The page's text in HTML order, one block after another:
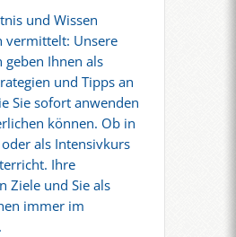
und Wissen
vermittelt: Unsere
geben Ihnen als
und Tipps an
Sie sofort anwenden
können. Ob in
als Intensivkurs
Ihre
Ziele und Sie als
immer im